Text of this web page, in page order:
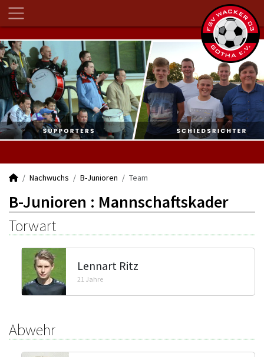
Nachwuchs B-Junioren Team
B-Junioren : Mannschaftskader
Torwart
Lennart Ritz
21 Jahre
Abwehr